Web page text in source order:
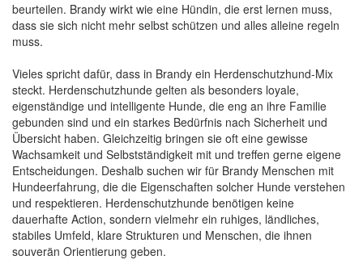
beurteilen. Brandy wirkt wie eine Hündin, die erst lernen muss,
dass sie sich nicht mehr selbst schützen und alles alleine regeln
muss.
Vieles spricht dafür, dass in Brandy ein Herdenschutzhund-Mix
steckt. Herdenschutzhunde gelten als besonders loyale,
eigenständige und intelligente Hunde, die eng an ihre Familie
gebunden sind und ein starkes Bedürfnis nach Sicherheit und
Übersicht haben. Gleichzeitig bringen sie oft eine gewisse
Wachsamkeit und Selbstständigkeit mit und treffen gerne eigene
Entscheidungen. Deshalb suchen wir für Brandy Menschen mit
Hundeerfahrung, die die Eigenschaften solcher Hunde verstehen
und respektieren. Herdenschutzhunde benötigen keine
dauerhafte Action, sondern vielmehr ein ruhiges, ländliches,
stabiles Umfeld, klare Strukturen und Menschen, die ihnen
souverän Orientierung geben.